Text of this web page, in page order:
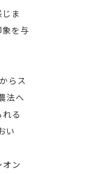
ま
を与
らス
法へ
る
い
ン